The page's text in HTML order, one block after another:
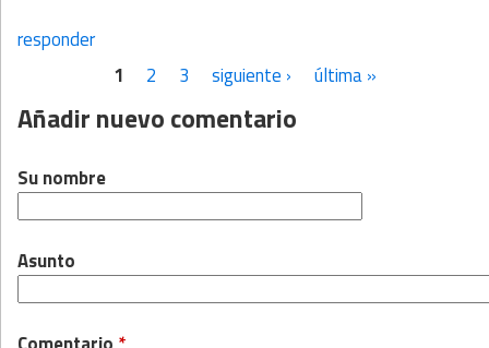
responder
1 2 3 siguiente › última »
Añadir nuevo comentario
Su nombre
Asunto